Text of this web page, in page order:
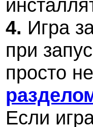
4. Игра
при
просто
Если